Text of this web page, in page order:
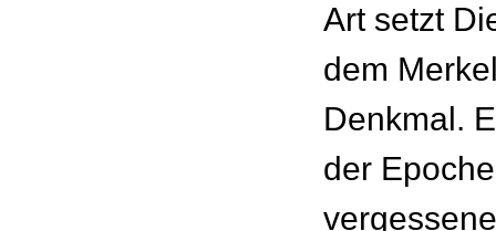
Art setzt
dem
Denkmal.
der